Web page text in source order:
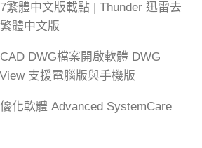
繁體中文版載點 | Thunder 迅雷去
體中文版
DWG檔案開啟軟體 DWG
支援電腦版與手機版
化軟體 Advanced SystemCare